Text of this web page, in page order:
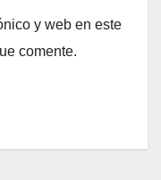
y web en este
comente.